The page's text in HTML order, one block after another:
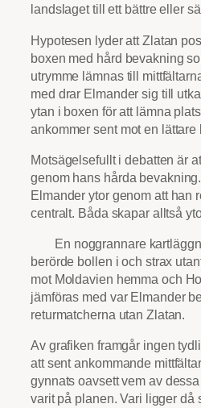
landslaget till ett bättre eller
Hypotesen lyder att Zlatan
boxen med hård bevakning
utrymme lämnas till
med drar Elmander sig till
ytan i boxen för att lämna
ankommer sent mot en lättare
Motsägelsefullt i debatten är
genom hans hårda
Elmander ytor genom att han
centralt. Båda skapar alltså
En noggrannare
berörde bollen i och strax
mot Moldavien hemma och
jämföras med var Elmander
returmatcherna utan Zlatan.
Av grafiken framgår ingen
att sent ankommande
gynnats oavsett vem av
varit på planen. Vari ligger då